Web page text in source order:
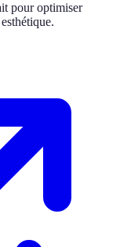
pour optimiser